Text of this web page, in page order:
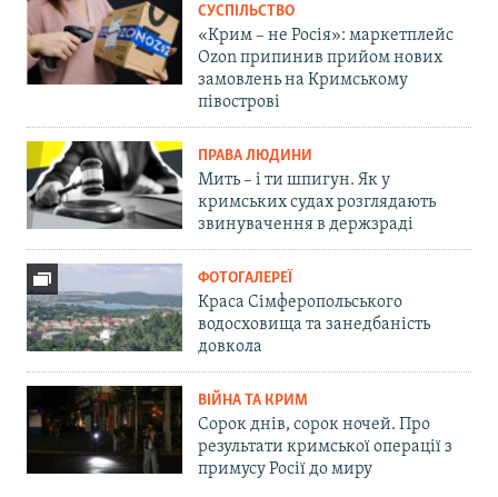
СУСПІЛЬСТВО
«Крим – не Росія»: маркетплейс
Ozon припинив прийом нових
замовлень на Кримському
півострові
ПРАВА ЛЮДИНИ
Мить – і ти шпигун. Як у
кримських судах розглядають
звинувачення в держзраді
ФОТОГАЛЕРЕЇ
Краса Сімферопольського
водосховища та занедбаність
довкола
ВІЙНА ТА КРИМ
Сорок днів, сорок ночей. Про
результати кримської операції з
примусу Росії до миру